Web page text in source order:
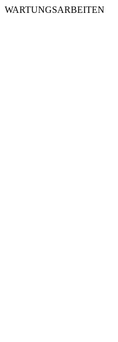
WARTUNGSARBEITEN